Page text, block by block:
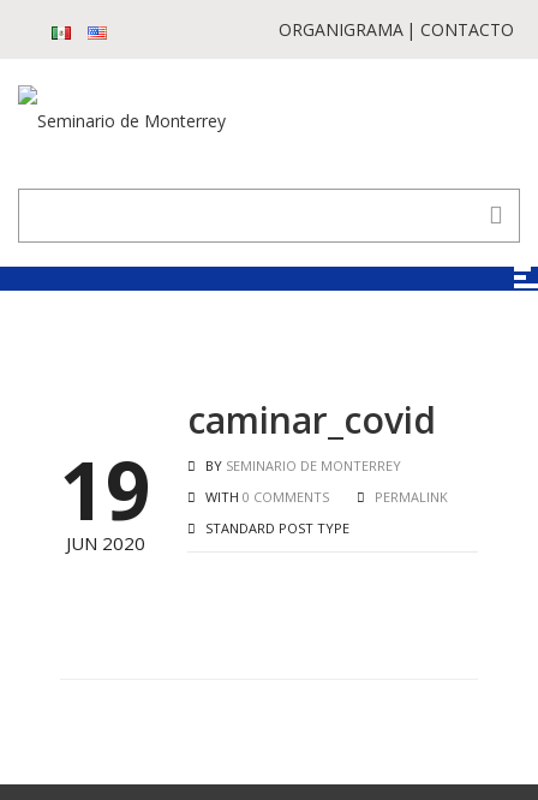
ORGANIGRAMA CONTACTO
19
JUN 2020
caminar_covid
BY SEMINARIO DE MONTERREY
WITH 0 COMMENTS
PERMALINK
STANDARD POST TYPE